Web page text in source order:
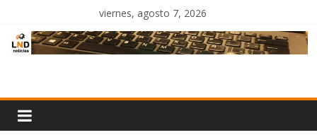
contenido
viernes, agosto 7, 2026
Noticias